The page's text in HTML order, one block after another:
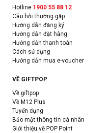
Hotline 1900 55 88 12
Câu hỏi thường gặp
Hướng dẫn đăng ký
Hướng dẫn đặt hàng
Hướng dẫn thanh toán
Cách sử dụng
Hướng dẫn mua e-voucher
VỀ GIFTPOP
Về giftpop
Về M12 Plus
Tuyển dụng
Bảo mật thông tin cá nhân
Giới thiệu về POP Point